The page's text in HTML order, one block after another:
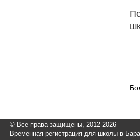
© Все права защищены, 2012-2026
Временная регистрация для школы в